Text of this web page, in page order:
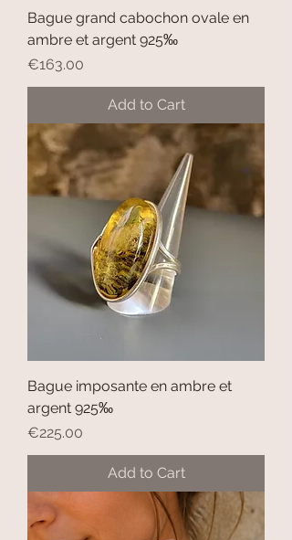
Bague grand cabochon ovale en
ambre et argent 925‰
Price
€163.00
Add to Cart
Bague imposante en ambre et
argent 925‰
Price
€225.00
Add to Cart